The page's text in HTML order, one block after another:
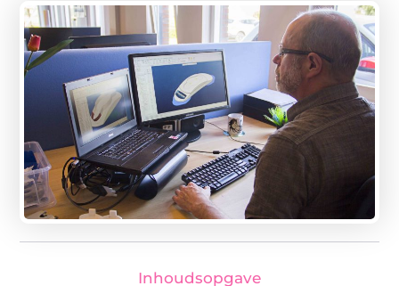
Inhoudsopgave